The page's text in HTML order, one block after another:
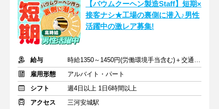
【バウムクーヘン製造Staff】短期×
接客ナシ★工場の裏側に潜入♪男性
活躍中の激レア募集!
給与
時給1350～1450円(労働環境手当含む)＋交通費規定支給
雇用形態
アルバイト・パート
シフト
週4日以上 1日6時間以上
アクセス
三河安城駅